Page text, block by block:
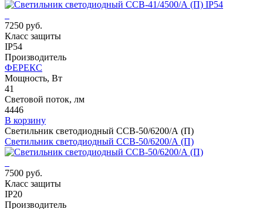
7250 руб.
Класс защиты
IP54
Производитель
ФЕРЕКС
Мощность, Вт
41
Световой поток, лм
4446
В корзину
Светильник светодиодный ССВ-50/6200/А (П)
Светильник светодиодный ССВ-50/6200/А (П)
7500 руб.
Класс защиты
IP20
Производитель